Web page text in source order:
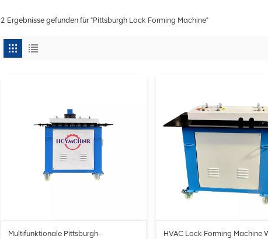
2 Ergebnisse gefunden für "Pittsburgh Lock Forming Machine"
Multifunktionale Pittsburgh-
HVAC Lock Forming Machine